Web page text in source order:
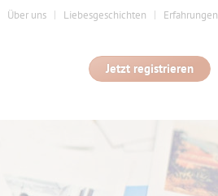
Über uns Liebesgeschichten Erfahrungen
Jetzt registrieren